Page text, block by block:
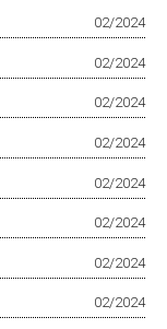
02/2024
02/2024
02/2024
02/2024
02/2024
02/2024
02/2024
02/2024